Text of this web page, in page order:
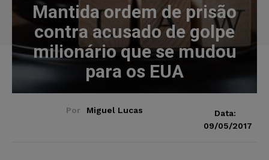
Mantida ordem de prisão
contra acusado de golpe
milionário que se mudou
para os EUA
Por Miguel Lucas
Data:
09/05/2017